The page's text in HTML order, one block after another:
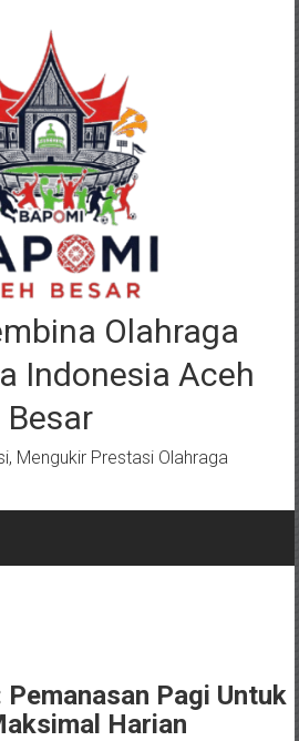
Olahraga
Indonesia Aceh
Besar
Mengukir Prestasi Olahraga
Pagi Untuk
Harian